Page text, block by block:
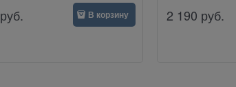
руб. В корзину 2 190 руб.